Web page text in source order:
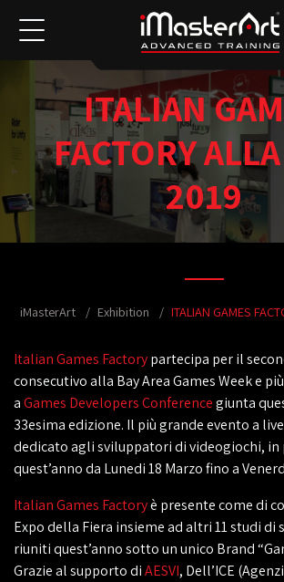
ITALIAN
FACTORY
2019
iMasterArt Exhibition ITALIAN GAMES
Italian Games Factorypartecipa per il
consecutivo alla Bay Area Games Week e
aGames Developers Conferencegiunta
33esima edizione. Il più grande evento a
dedicato agli sviluppatori di videogiochi,
quest’anno da Lunedi 18 Marzo fino a
Italian Games Factoryè presente come di
Expo della Fiera insieme ad altri 11 studi di
riuniti quest’anno sotto un unico Brand
Grazie al supporto diAESVI, Dell’ICE